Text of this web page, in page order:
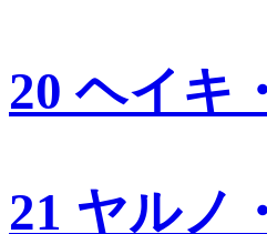
20 ヘイキ
21 ヤルノ